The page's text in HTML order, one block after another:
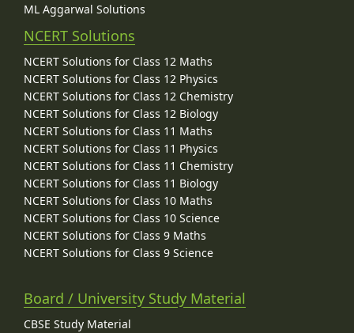
ML Aggarwal Solutions
NCERT Solutions
NCERT Solutions for Class 12 Maths
NCERT Solutions for Class 12 Physics
NCERT Solutions for Class 12 Chemistry
NCERT Solutions for Class 12 Biology
NCERT Solutions for Class 11 Maths
NCERT Solutions for Class 11 Physics
NCERT Solutions for Class 11 Chemistry
NCERT Solutions for Class 11 Biology
NCERT Solutions for Class 10 Maths
NCERT Solutions for Class 10 Science
NCERT Solutions for Class 9 Maths
NCERT Solutions for Class 9 Science
Board / University Study Material
CBSE Study Material